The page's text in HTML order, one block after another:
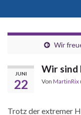
Wir
JUNI
22
Wir sind
Von MartinRix
Trotz der extremer